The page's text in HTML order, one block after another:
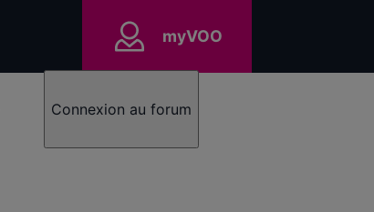
myVOO
Connexion au forum